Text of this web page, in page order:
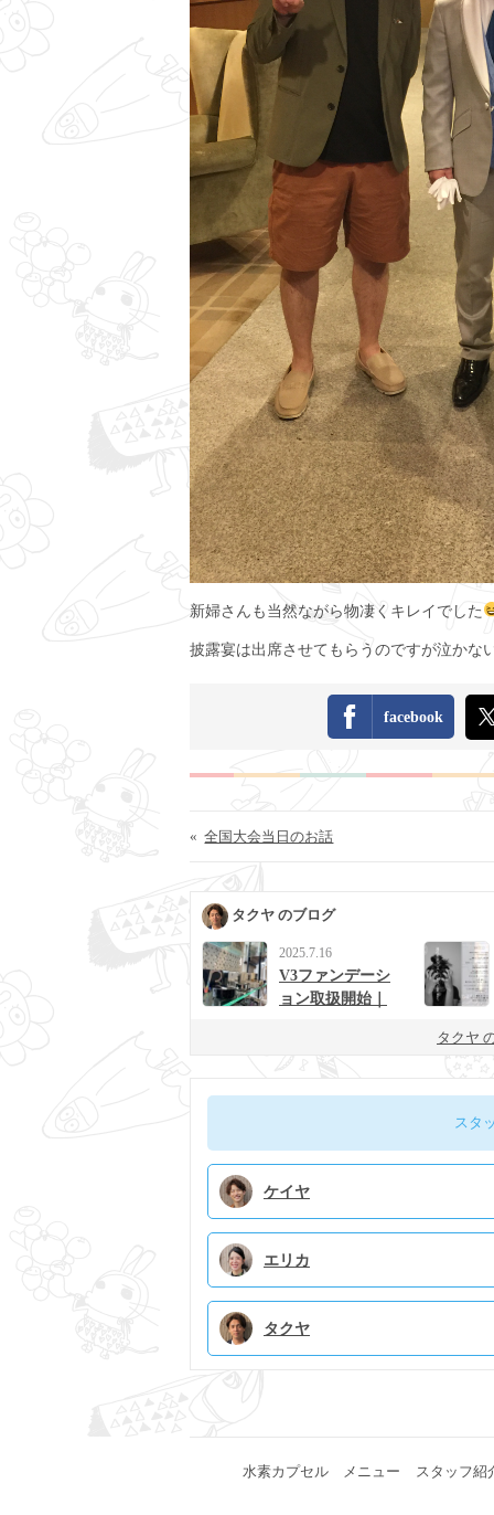
新婦さんも当然ながら物凄くキレイでした
披露宴は出席させてもらうのですが泣かな
facebook
« 全国大会当日のお話
タクヤ のブログ
2025.7.16
V3ファンデーシ
ョン取扱開始｜
タクヤ
スタ
ケイヤ
エリカ
タクヤ
水素カプセル メニュー スタッフ紹